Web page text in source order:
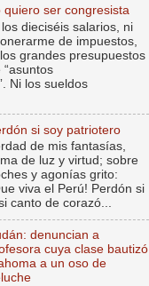
quiero ser congresista
los dieciséis salarios, ni
de impuestos,
grandes presupuestos
“asuntos
Ni los sueldos
si soy patriotero
de mis fantasías,
de luz y virtud; sobre
y agonías grito:
viva el Perú! Perdón si
canto de corazó...
denuncian a
cuya clase bautizó
a un oso de